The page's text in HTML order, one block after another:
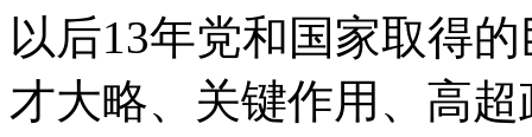
以后13年党和国家取得
才大略、关键作用、高